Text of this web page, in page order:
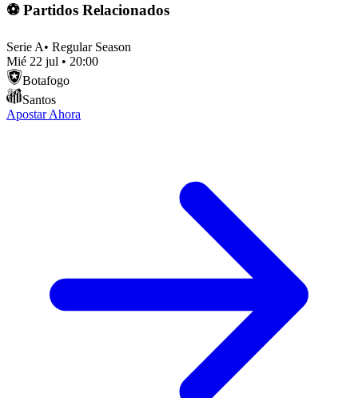
⚽ Partidos Relacionados
Serie A• Regular Season
Mié 22 jul • 20:00
Botafogo
Santos
Apostar Ahora